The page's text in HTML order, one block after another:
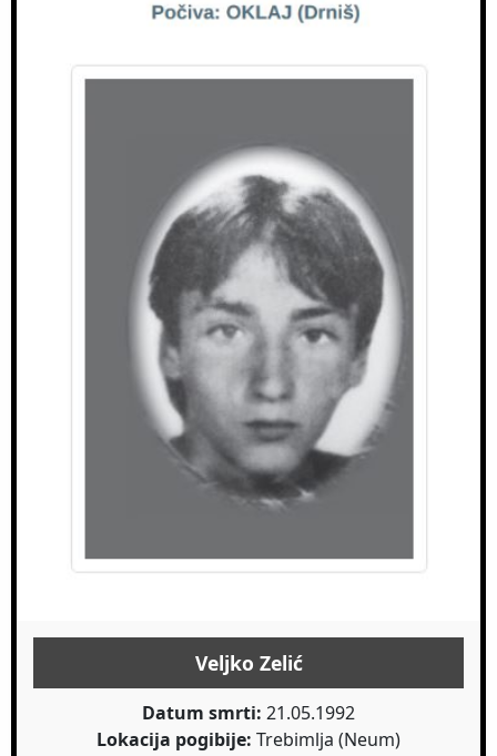
Veljko Zelić
Datum smrti: 21.05.1992
Lokacija pogibije: Trebimlja (Neum)